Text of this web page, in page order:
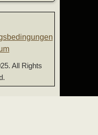
All Rights